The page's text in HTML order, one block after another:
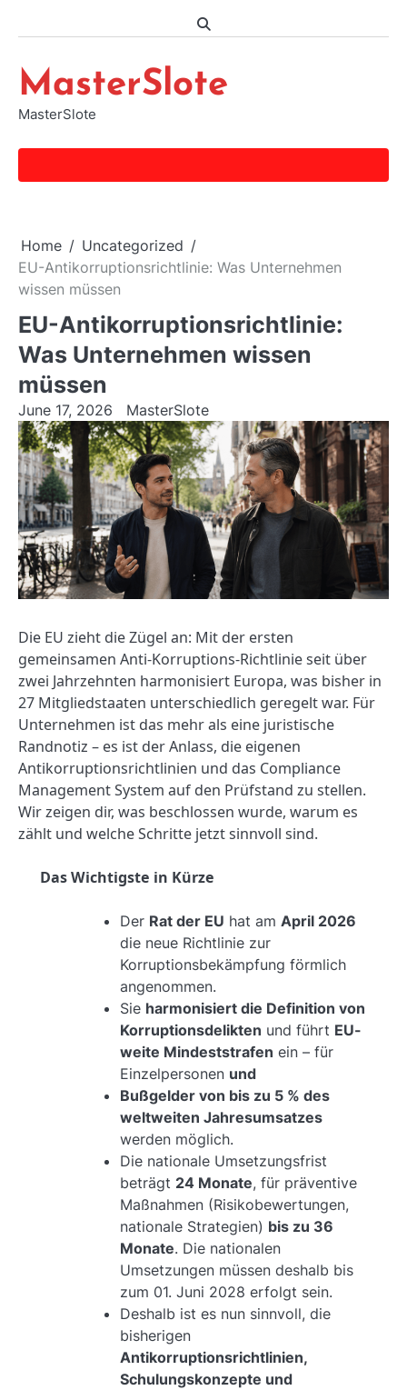
MasterSlote
MasterSlote
Home
Uncategorized
EU-Antikorruptionsrichtlinie: Was Unternehmen
wissen müssen
EU-Antikorruptionsrichtlinie:
Was Unternehmen wissen
müssen
June 17, 2026 MasterSlote
Die EU zieht die Zügel an: Mit der ersten
gemeinsamen Anti-Korruptions-Richtlinie seit über
zwei Jahrzehnten harmonisiert Europa, was bisher in
27 Mitgliedstaaten unterschiedlich geregelt war. Für
Unternehmen ist das mehr als eine juristische
Randnotiz – es ist der Anlass, die eigenen
Antikorruptionsrichtlinien und das Compliance
Management System auf den Prüfstand zu stellen.
Wir zeigen dir, was beschlossen wurde, warum es
zählt und welche Schritte jetzt sinnvoll sind.
Das Wichtigste in Kürze
Der Rat der EU hat am April 2026
die neue Richtlinie zur
Korruptionsbekämpfung förmlich
angenommen.
Sie harmonisiert die Definition von
Korruptionsdelikten und führt EU-
weite Mindeststrafen ein – für
Einzelpersonen und
Bußgelder von bis zu 5 % des
weltweiten Jahresumsatzes
werden möglich.
Die nationale Umsetzungsfrist
beträgt 24 Monate, für präventive
Maßnahmen (Risikobewertungen,
nationale Strategien) bis zu 36
Monate. Die nationalen
Umsetzungen müssen deshalb bis
zum 01. Juni 2028 erfolgt sein.
Deshalb ist es nun sinnvoll, die
bisherigen
Antikorruptionsrichtlinien,
Schulungskonzepte und